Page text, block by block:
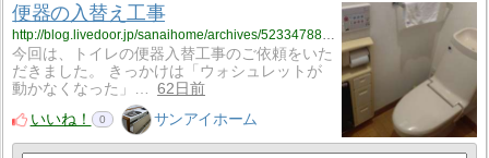
便器の入替え工事
http://blog.livedoor.jp/sanaihome/archives/52334788.html
今回は、トイレの便器入替工事のご依頼をいた
だきました。 きっかけは「ウォシュレットが
動かなくなった」…
62日前
いいね！
0 サンアイホーム